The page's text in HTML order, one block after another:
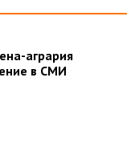
агрария
в СМИ